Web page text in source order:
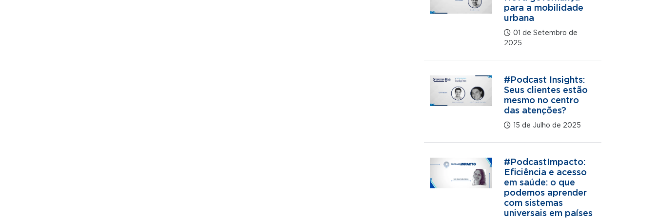
para a mobilidade
urbana
01 de Setembro de
2025
#Podcast Insights:
Seus clientes estão
mesmo no centro
das atenções?
15 de Julho de 2025
#PodcastImpacto:
Eficiência e acesso
em saúde: o que
podemos aprender
com sistemas
universais em países